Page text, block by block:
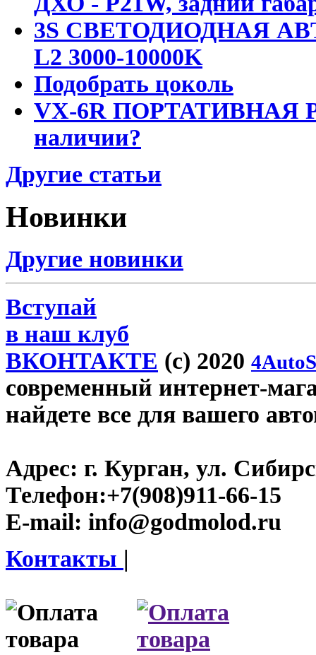
3S СВЕТОДИОДНАЯ
L2 3000-10000K
Подобрать цоколь
VX-6R ПОРТАТИВНАЯ
наличии?
Другие статьи
Новинки
Другие новинки
Вступай
в наш клуб
ВКОНТАКТЕ (c) 2020
современный интернет-
найдете все для вашего
Адрес: г. Курган, ул.
Телефон:+7(908)911-66-15
E-mail: info@godmolod.ru
Контакты |